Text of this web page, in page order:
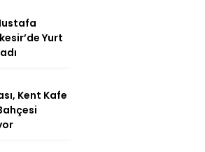
Yurt
Kent Kafe